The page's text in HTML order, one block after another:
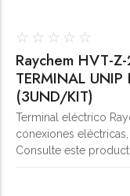
☆ ☆ ☆ ☆ ☆
Raychem HVT-
TERMINAL
(3UND/KIT)
Terminal eléctrico
conexiones
Consulte este